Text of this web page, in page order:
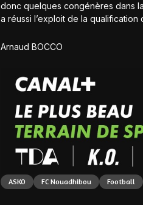
donc quelques congénères dans
a réussi l’exploit de la
Arnaud BOCCO
ASKO FC Nouadhibou Football